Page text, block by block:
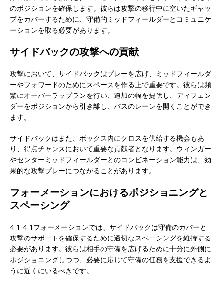
のポジションを確保します。彼らは攻撃の移行中に空いたギャッ
プをカバーするために、守備的ミッドフィールダーとコミュニケ
ーションを取る必要があります。
サイドバックの攻撃への貢献
攻撃において、サイドバックはプレーを広げ、ミッドフィールダ
ーやフォワードのためにスペースを作る上で重要です。彼らは頻
繁にオーバーラップランを行い、追加の幅を提供し、ディフェン
ダーをポジションから引き離し、パスのレーンを開くことができ
ます。
サイドバックはまた、ボックス内にクロスを供給する機会もあ
り、得点チャンスにおいて重要な貢献者となります。ウィンガー
やセンターミッドフィールダーとのコンビネーション能力は、効
果的な攻撃プレーにつながることがあります。
フォーメーションにおけるポジショニングと
スペーシング
4-1-4-1フォーメーションでは、サイドバックは守備のカバーと
攻撃のサポートを確保するために適切なスペーシングを維持する
必要があります。彼らは相手の守備を広げるために十分に外側に
ポジショニングしつつ、必要に応じて守備の任務を支援できるよ
うに近くにいるべきです。